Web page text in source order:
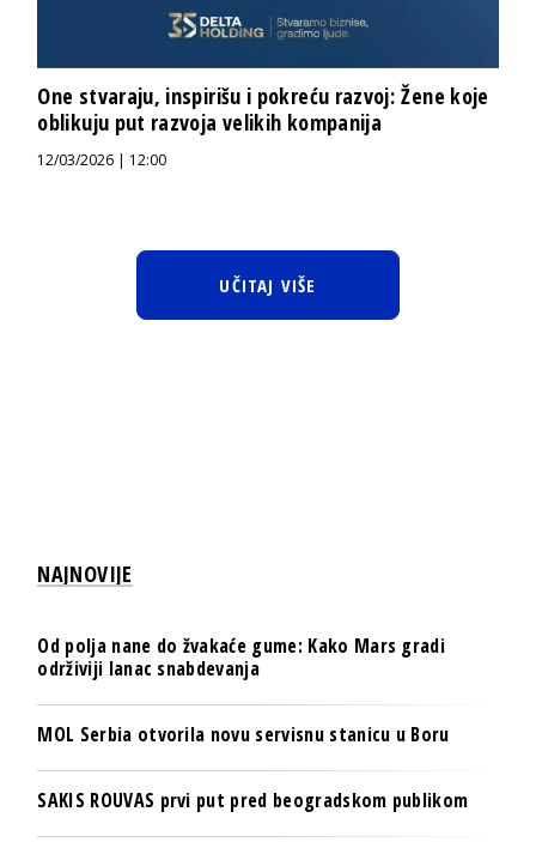
One stvaraju, inspirišu i pokreću razvoj: Žene koje
oblikuju put razvoja velikih kompanija
12/03/2026 | 12:00
UČITAJ VIŠE
NAJNOVIJE
Od polja nane do žvakaće gume: Kako Mars gradi
održiviji lanac snabdevanja
MOL Serbia otvorila novu servisnu stanicu u Boru
SAKIS ROUVAS prvi put pred beogradskom publikom